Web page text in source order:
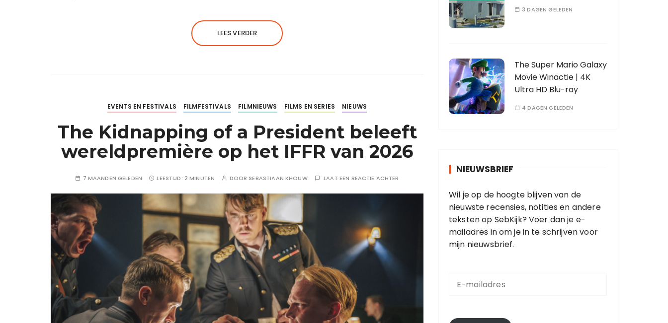
LEES VERDER
EVENTS EN FESTIVALS FILMFESTIVALS FILMNIEUWS FILMS EN SERIES NIEUWS
The Kidnapping of a President beleeft
wereldpremière op het IFFR van 2026
7 MAANDEN GELEDEN LEESTIJD: 2 MINUTEN DOOR SEBASTIAAN KHOUW LAAT EEN REACTIE ACHTER
3 DAGEN GELEDEN
The Super Mario Galaxy
Movie Winactie | 4K
Ultra HD Blu-ray
4 DAGEN GELEDEN
NIEUWSBRIEF
Wil je op de hoogte blijven van de
nieuwste recensies, notities en andere
teksten op SebKijk? Voer dan je e-
mailadres in om je in te schrijven voor
mijn nieuwsbrief.